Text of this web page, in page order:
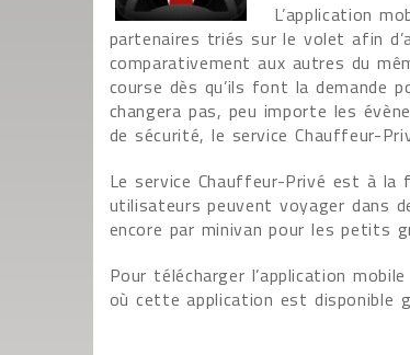
L’application
partenaires triés sur le volet afin
comparativement aux autres du
course dès qu’ils font la demande
changera pas, peu importe les
de sécurité, le service Chauffeur-
Le service Chauffeur-Privé est à la
utilisateurs peuvent voyager dans
encore par minivan pour les petits
Pour télécharger l’application
où cette application est disponible